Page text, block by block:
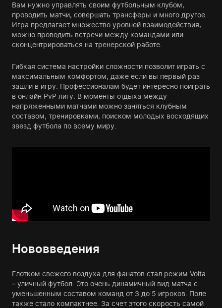
Вам нужно управлять своим футбольным клубом,
проводить матчи, совершать трансферы и много другое.
Игра предлагает множество уровней взаимодействия,
можно проводить встречи между командами или
сконцентрироваться на тренерской работе.
Гибкая система настройки сложности позволит играть с
максимальным комфортом, даже если вы первый раз
зашли в игру. Профессионалам будет интересно поиграть
в онлайн PvP лигу. В моменты отдыха между
напряженными матчами можно заняться клубным
составом, тренировками, поиском молодых восходящих
звезд футбола по всему миру.
Нововведения
Глотком свежего воздуха для фанатов стал режим Volta
– уличный футбол. Это очень динамичный вид матча с
уменьшенным составом команд от 3 до 5 игроков. Поле
также стало компактнее. За счет этого скорость самой